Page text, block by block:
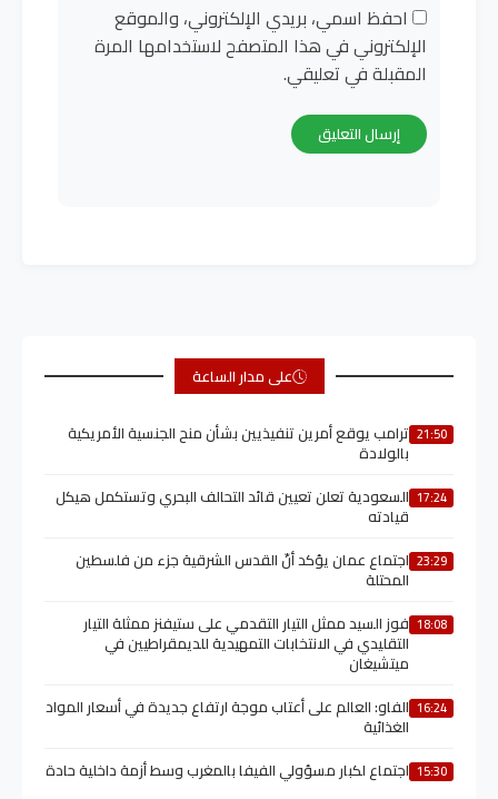
احفظ اسمي، بريدي الإلكتروني، والموقع
الإلكتروني في هذا المتصفح لاستخدامها المرة
المقبلة في تعليقي.
على مدار الساعة
21:50 ترامب يوقع أمرين تنفيذيين بشأن منح الجنسية الأمريكية
بالولادة
17:24 السعودية تعلن تعيين قائد التحالف البحري وتستكمل هيكل
قيادته
23:29 اجتماع عمان يؤكد أنّ القدس الشرقية جزء من فلسطين
المحتلة
18:08 فوز السيد ممثل التيار التقدمي على ستيفنز ممثلة التيار
التقليدي في الانتخابات التمهيدية للديمقراطيين في
ميتشيغان
16:24 الفاو: العالم على أعتاب موجة ارتفاع جديدة في أسعار المواد
الغذائية
15:30 اجتماع لكبار مسؤولي الفيفا بالمغرب وسط أزمة داخلية حادة